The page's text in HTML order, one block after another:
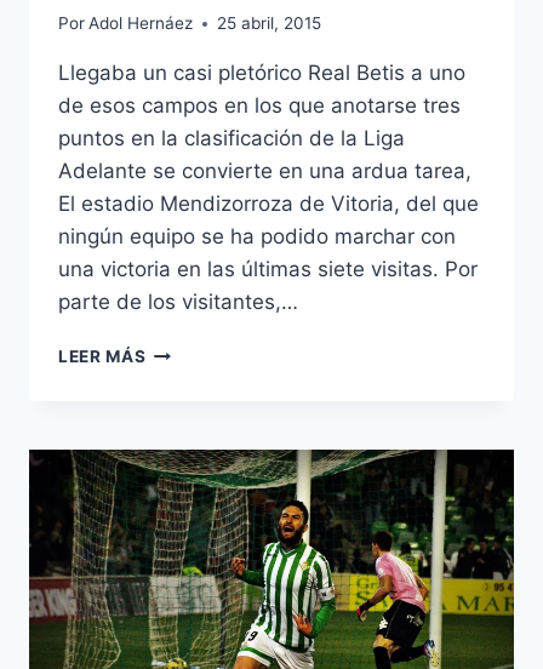
PorAdol Hernáez 25 abril, 2015
Llegaba un casi pletórico Real Betis a uno
de esos campos en los que anotarse tres
puntos en la clasificación de la Liga
Adelante se convierte en una ardua tarea,
El estadio Mendizorroza de Vitoria, del que
ningún equipo se ha podido marchar con
una victoria en las últimas siete visitas. Por
parte de los visitantes,…
LEER MÁS CRÓNICA
REAL
BETIS
(1-
2)
:
A
LO
MÁS
ALTO